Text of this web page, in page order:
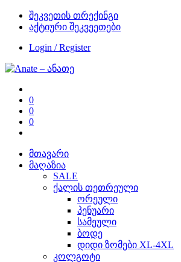
შეკვეთის თრექინგი
აქტიური შეკვეეთები
Login / Register
0
0
0
მთავარი
მაღაზია
SALE
ქალის თეთრეული
ორეული
პენუარი
სამეული
ბოდე
დიდი ზომები XL-4XL
კოლგოტი